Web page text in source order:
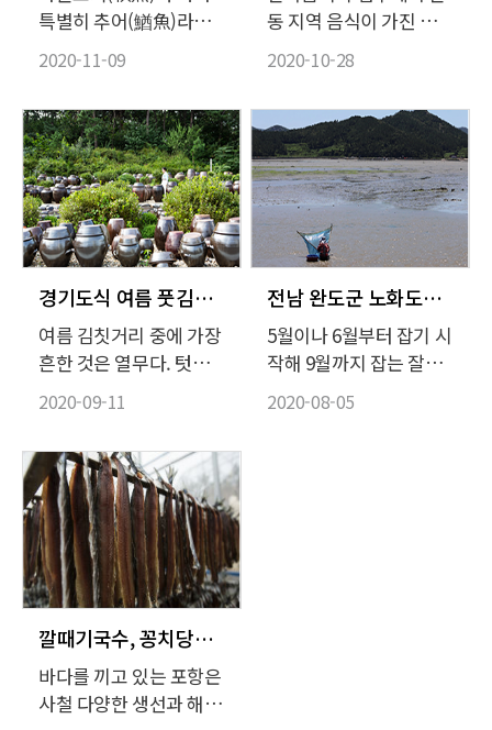
특별히 추어(鰌魚)라는
이름이 붙은 미꾸라지는
단연, 가을에 어울리는
식재료이다. 추수할 무렵
이 되면 겨울잠을 대비해
통통하게 살이 오르는 미
꾸라지는 오래전부터 요
긴한 보양 식재료가 되어
주었다.
2020-11-09
동 지역 음식이 가진 의
미는 꽤 묵직하다. 2001
년 발견된 종합 농서인
『산가요록(山家要
錄)』에 230여 가지에 달
하는 조리법이 포함되어
가장 오래된 조리서로 인
정받기 전까지만 해도 안
동 광산(光山) 김씨(金
氏) 문중에 내려오는
『수운잡방(需雲雜
方)』이 최초의 조리서
로 오랜 기간 알려져 있
었기 때문이다.
2020-10-28
경기도식 여름 풋김치와 겨울 묵은지가 어우러진 밥상
여름 김칫거리 중에 가장
흔한 것은 열무다. 텃밭
에 한 고랑을 내 열무씨
앗을 뿌려 두면 어린 열
무가 자란다. 이걸 솎아
무쳐도 먹고 된장국도 끓
여먹다가 손바닥 길이만
큼 자라면 비로소 뽑아
김치를 담근다. 콩 포기
사이에 뿌려 거둔 콩밭
열무도 초여름 귀한 김칫
거리가 된다.
2020-09-11
전남 완도군 노화도의 여름 자하젓과 전복
5월이나 6월부터 잡기 시
작해 9월까지 잡는 잘디
잔 자하(紫蝦). 곤쟁이라
고도 불리는 자하는 곤쟁
2020-08-05
깔때기국수, 꽁치당구국 등 경북 해안가 해녀음식과 토속음식
바다를 끼고 있는 포항은
사철 다양한 생선과 해산